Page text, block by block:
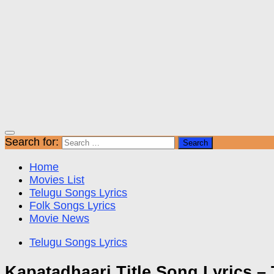
Search for:
Home
Movies List
Telugu Songs Lyrics
Folk Songs Lyrics
Movie News
Telugu Songs Lyrics